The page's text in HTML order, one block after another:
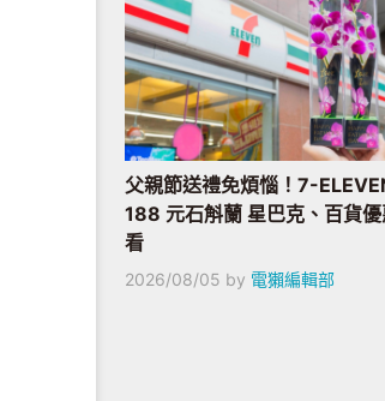
父親節送禮免煩惱！7-
188 元石斛蘭 星巴克、百貨
看
2026/08/05 by 電獺編輯部